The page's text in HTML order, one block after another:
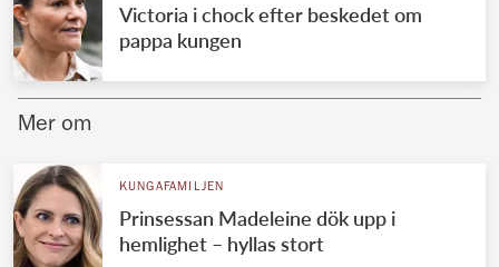
Marockanska kungahuset
Victoria i chock efter beskedet om
pappa kungen
Mer om
KUNGAFAMILJEN
Prinsessan Madeleine dök upp i
hemlighet – hyllas stort